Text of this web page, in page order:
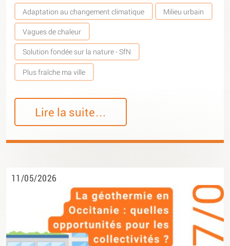
Adaptation au changement climatique Milieu urbain
Vagues de chaleur
Solution fondée sur la nature - SfN
Plus fraîche ma ville
Lire la suite…
11/05/2026